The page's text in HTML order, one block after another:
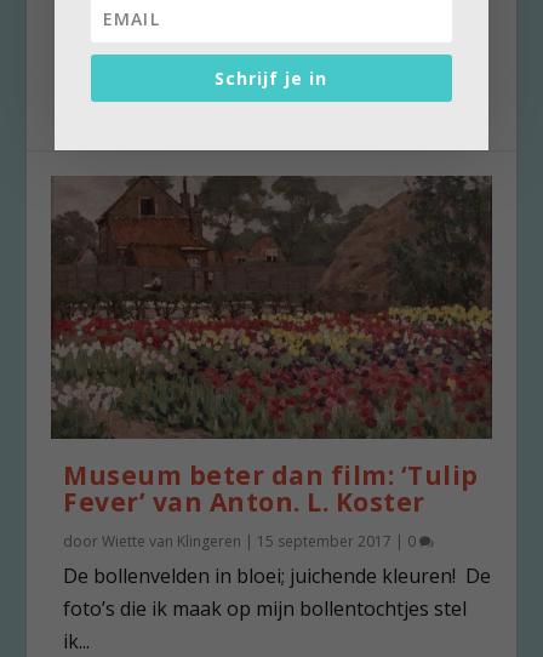
De bijzondere tentoonstelling ‘Naar de bollen’
in museum De Zwarte Tulp te bewonderen is,
Museum beter dan film: ‘Tulip
Fever’ van Anton. L. Koster
doorWiette van Klingeren | 15 september 2017 | 0
De bollenvelden in bloei; juichende kleuren! De
foto’s die ik maak op mijn bollentochtjes stel
ik...
Schrijf je in